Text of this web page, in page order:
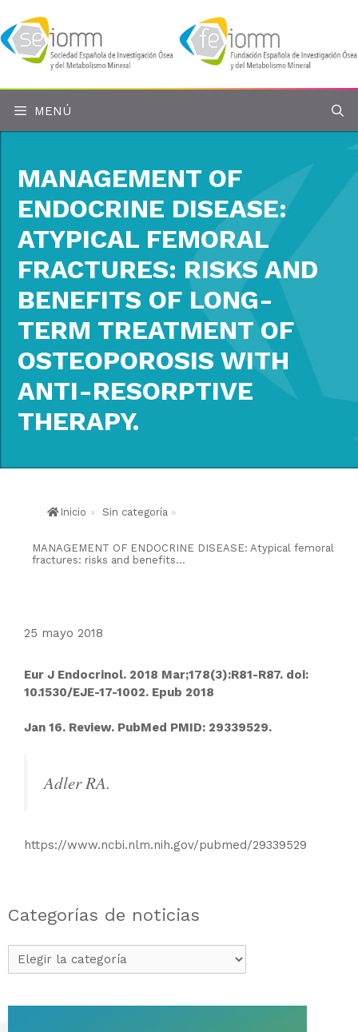
al
contenido
MENÚ
MANAGEMENT OF
ENDOCRINE DISEASE:
ATYPICAL FEMORAL
FRACTURES: RISKS AND
BENEFITS OF LONG-
TERM TREATMENT OF
OSTEOPOROSIS WITH
ANTI-RESORPTIVE
THERAPY.
Inicio » Sin categoría »
MANAGEMENT OF ENDOCRINE DISEASE: Atypical femoral
fractures: risks and benefits...
25 mayo 2018
Eur J Endocrinol. 2018 Mar;178(3):R81-R87. doi:
10.1530/EJE-17-1002. Epub 2018
Jan 16. Review. PubMed PMID: 29339529.
Adler RA.
https://www.ncbi.nlm.nih.gov/pubmed/29339529
Categorías de noticias
Categorías
de